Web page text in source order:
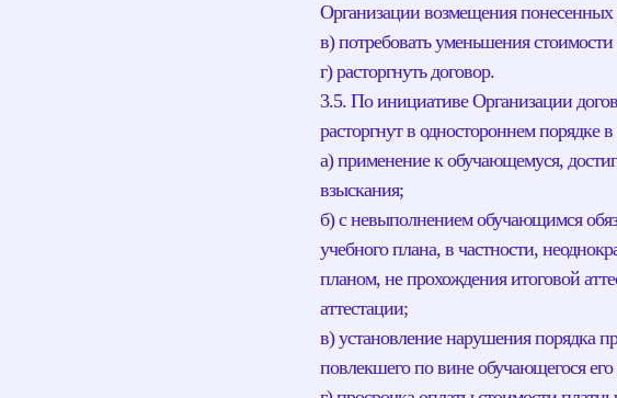
Организации возмещения понесенных
в) потребовать уменьшения
г) расторгнуть договор.
3.5. По инициативе Организации
расторгнут в одностороннем порядке
а) применение к обучающемуся,
взыскания;
б) с невыполнением обучающимся
учебного плана, в частности,
планом, не прохождения итоговой
аттестации;
в) установление нарушения порядка
повлекшего по вине обучающегося